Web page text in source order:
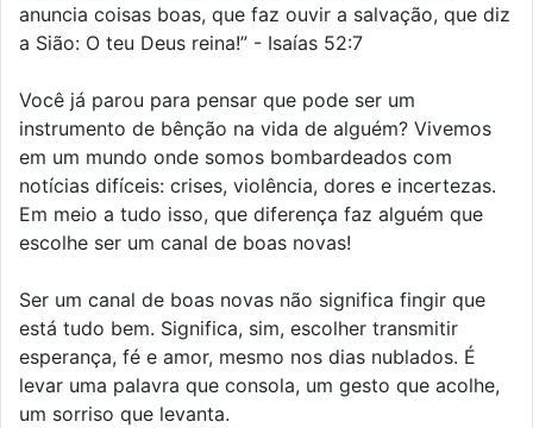
anuncia coisas boas, que faz ouvir a salvação, que diz
a Sião: O teu Deus reina!” - Isaías 52:7
Você já parou para pensar que pode ser um
instrumento de bênção na vida de alguém? Vivemos
em um mundo onde somos bombardeados com
notícias difíceis: crises, violência, dores e incertezas.
Em meio a tudo isso, que diferença faz alguém que
escolhe ser um canal de boas novas!
Ser um canal de boas novas não significa fingir que
está tudo bem. Significa, sim, escolher transmitir
esperança, fé e amor, mesmo nos dias nublados. É
levar uma palavra que consola, um gesto que acolhe,
um sorriso que levanta.